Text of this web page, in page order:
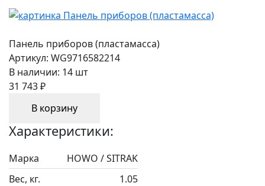
Панель приборов (пластамасса)
Артикул: WG9716582214
В наличии: 14 шт
31 743 ₽
В корзину
Характеристики:
Марка
HOWO / SITRAK
Вес, кг.
1.05